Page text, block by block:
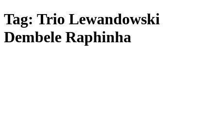
Tag: Trio Lewandowski
Dembele Raphinha